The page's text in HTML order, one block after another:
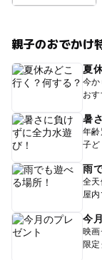
親子のおでかけ
夏
今
お
暑
年
子ど
雨
全
屋
今
映
限